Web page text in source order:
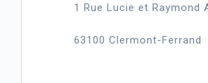
1 Rue Lucie et Raymond
63100 Clermont-Ferrand